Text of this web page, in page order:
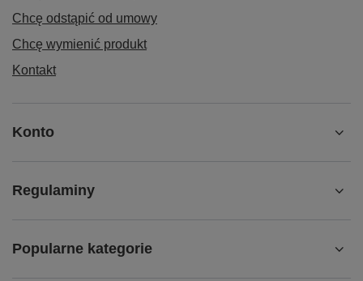
Chcę odstąpić od umowy
Chcę wymienić produkt
Kontakt
Konto
Regulaminy
Popularne kategorie